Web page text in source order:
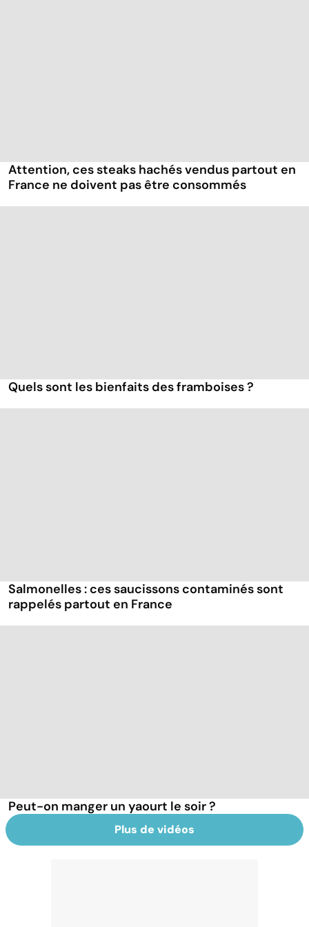
Attention, ces steaks hachés vendus partout en
France ne doivent pas être consommés
Quels sont les bienfaits des framboises ?
Salmonelles : ces saucissons contaminés sont
rappelés partout en France
Peut-on manger un yaourt le soir ?
Plus de vidéos